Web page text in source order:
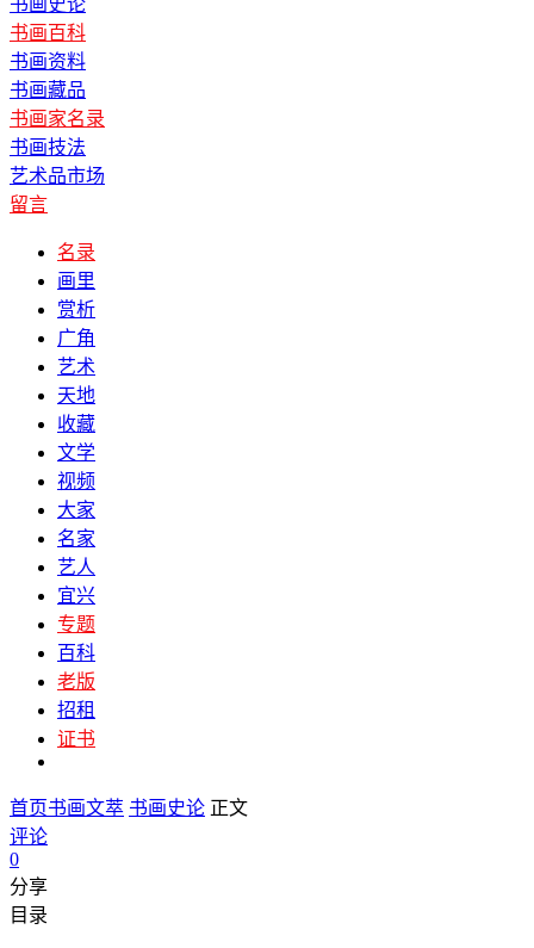
书画百科
书画资料
书画藏品
书画家名录
书画技法
艺术品市场
留言
名录
画里
赏析
广角
艺术
天地
收藏
文学
视频
大家
名家
艺人
宜兴
专题
百科
老版
招租
证书
首页书画文萃 书画史论 正文
评论
0
分享
目录